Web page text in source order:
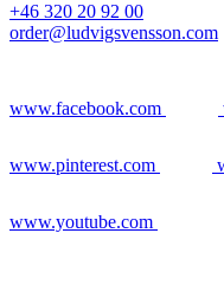
+46 320 20 92 00
order@ludvigsvensson.com
www.facebook.com
www.pinterest.com
www.youtube.com